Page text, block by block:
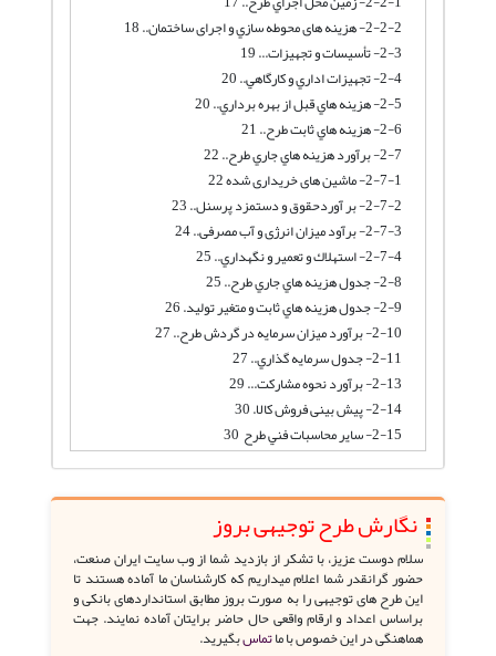
2-2-2- هزینه های محوطه سازي و اجرای ساختمان.. 18
2-3- تأسيسات و تجهيزات... 19
2-4- تجهيزات اداري و كارگاهي.. 20
2-5- هزينه هاي قبل از بهره برداري.. 20
2-6- هزينه هاي ثابت طرح.. 21
2-7- برآورد هزينه هاي جاري طرح.. 22
2-7-1- ماشین های خریداری شده 22
2-7-2- بر آوردحقوق و دستمزد پرسنل.. 23
2-7-3- برآود میزان انرژی و آب مصرفی.. 24
2-7-4- استهلاك و تعمير و نگهداري.. 25
2-8- جدول هزينه هاي جاري طرح.. 25
2-9- جدول هزينه هاي ثابت و متغير توليد. 26
2-10- برآورد میزان سرمایه در گردش طرح.. 27
2-11- جدول سرمايه گذاري.. 27
2-13- برآورد نحوه مشارکت... 29
2-14- پیش بینی فروش کالا. 30
2-15- ساير محاسبات فني طرح 30
نگارش طرح توجیهی بروز
سلام دوست عزیز، با تشکر از بازدید شما از وب سایت ایران صنعت،
حضور گرانقدر شما اعلام میداریم که کارشناسان ما آماده هستند تا
این طرح های توجیهی را به صورت بروز مطابق استانداردهای بانکی و
براساس اعداد و ارقام واقعی حال حاضر برایتان آماده نمایند. جهت
هماهنگی در این خصوص با ماتماسبگیرید.